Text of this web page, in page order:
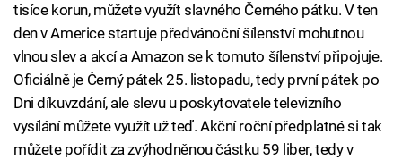
tisíce korun, můžete využít slavného Černého pátku. V ten
den v Americe startuje předvánoční šílenství mohutnou
vlnou slev a akcí a Amazon se k tomuto šílenství připojuje.
Oficiálně je Černý pátek 25. listopadu, tedy první pátek po
Dni díkuvzdání, ale slevu u poskytovatele televizního
vysílání můžete využít už teď. Akční roční předplatné si tak
můžete pořídit za zvýhodněnou částku 59 liber, tedy v